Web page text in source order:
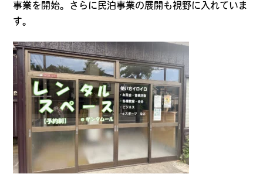
事業を開始。さらに民泊事業の展開も視野に入れていま
す。